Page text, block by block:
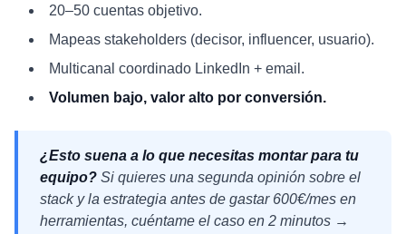
20–50 cuentas objetivo.
Mapeas stakeholders (decisor, influencer, usuario).
Multicanal coordinado LinkedIn + email.
Volumen bajo, valor alto por conversión.
¿Esto suena a lo que necesitas montar para tu
equipo? Si quieres una segunda opinión sobre el
stack y la estrategia antes de gastar 600€/mes en
herramientas, cuéntame el caso en 2 minutos →